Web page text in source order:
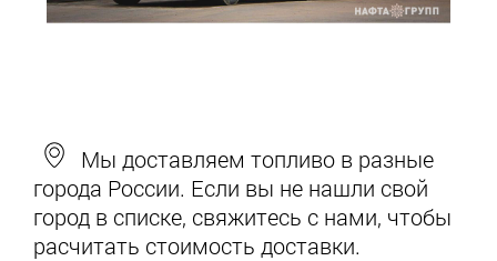
Мы доставляем топливо в разные
города России. Если вы не нашли свой
город в списке, свяжитесь с нами, чтобы
расчитать стоимость доставки.